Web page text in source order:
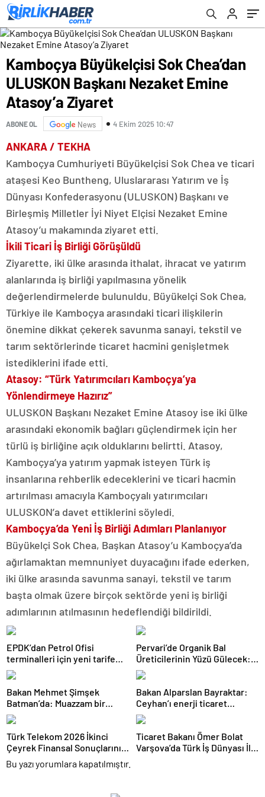
Ziyaret
Kamboçya Büyükelçisi Sok Chea’dan
ULUSKON Başkanı Nezaket Emine
Atasoy’a Ziyaret
ABONE OL News 4 Ekim 2025 10:47
ANKARA / TEKHA
Kamboçya Cumhuriyeti Büyükelçisi Sok Chea ve ticari
ataşesi Keo Buntheng, Uluslararası Yatırım ve İş
Dünyası Konfederasyonu (ULUSKON) Başkanı ve
Birleşmiş Milletler İyi Niyet Elçisi Nezaket Emine
Atasoy’u makamında ziyaret etti.
İkili Ticari İş Birliği Görüşüldü
Ziyarette, iki ülke arasında ithalat, ihracat ve yatırım
alanlarında iş birliği yapılmasına yönelik
değerlendirmelerde bulunuldu. Büyükelçi Sok Chea,
Türkiye ile Kamboçya arasındaki ticari ilişkilerin
önemine dikkat çekerek savunma sanayi, tekstil ve
tarım sektörlerinde ticaret hacmini genişletmek
istediklerini ifade etti.
Atasoy: “Türk Yatırımcıları Kamboçya’ya
Yönlendirmeye Hazırız”
ULUSKON Başkanı Nezaket Emine Atasoy ise iki ülke
arasındaki ekonomik bağları güçlendirmek için her
türlü iş birliğine açık olduklarını belirtti. Atasoy,
Kamboçya’ya yatırım yapmak isteyen Türk iş
insanlarına rehberlik edeceklerini ve ticari hacmin
artırılması amacıyla Kamboçyalı yatırımcıları
ULUSKON’a davet ettiklerini söyledi.
Kamboçya’da Yeni İş Birliği Adımları Planlanıyor
Büyükelçi Sok Chea, Başkan Atasoy’u Kamboçya’da
ağırlamaktan memnuniyet duyacağını ifade ederken,
iki ülke arasında savunma sanayi, tekstil ve tarım
başta olmak üzere birçok sektörde yeni iş birliği
adımlarının atılmasının hedeflendiği bildirildi.
EPDK’dan Petrol Ofisi
terminalleri için yeni tarife
kararı
Pervari’de Organik Bal
Üreticilerinin Yüzü Gülecek:
Bu Yıl Rekolte İyi Seviyede
Bekleniyor
Bakan Mehmet Şimşek
Batman’da: Muazzam bir
hizmet fırtınası var
Bakan Alparslan Bayraktar:
Ceyhan’ı enerji ticaret
merkezi yapacağız
Türk Telekom 2026 İkinci
Çeyrek Finansal Sonuçlarını
Açıkladı: Yarı Yıl Geliri 142
Milyar TL’yi Aştı
Ticaret Bakanı Ömer Bolat
Varşova’da Türk İş Dünyası İle
Bu yazı yorumlara kapatılmıştır.